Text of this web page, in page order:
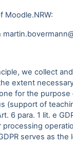
Moodle.NRW:
we collect
extent
for the
(support of
6 para. 1 lit. e
serves as the